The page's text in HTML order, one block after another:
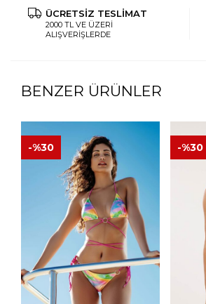
ÜCRETSİZ TESLİMAT
2000 TL VE ÜZERİ
ALIŞVERİŞLERDE
BENZER ÜRÜNLER
-%30 -%30